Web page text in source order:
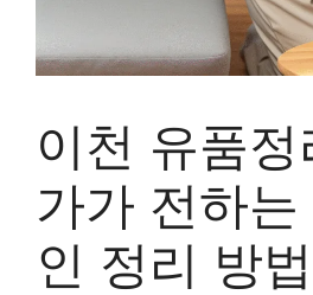
이천 유품
가가 전하는
인 정리 방법